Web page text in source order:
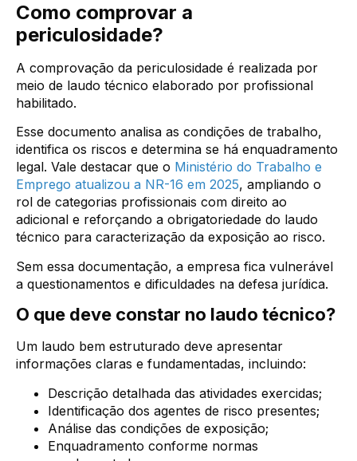
Como comprovar a
periculosidade?
A comprovação da periculosidade é realizada por
meio de laudo técnico elaborado por profissional
habilitado.
Esse documento analisa as condições de trabalho,
identifica os riscos e determina se há enquadramento
legal. Vale destacar que o Ministério do Trabalho e
Emprego atualizou a NR-16 em 2025, ampliando o
rol de categorias profissionais com direito ao
adicional e reforçando a obrigatoriedade do laudo
técnico para caracterização da exposição ao risco.
Sem essa documentação, a empresa fica vulnerável
a questionamentos e dificuldades na defesa jurídica.
O que deve constar no laudo técnico?
Um laudo bem estruturado deve apresentar
informações claras e fundamentadas, incluindo:
Descrição detalhada das atividades exercidas;
Identificação dos agentes de risco presentes;
Análise das condições de exposição;
Enquadramento conforme normas